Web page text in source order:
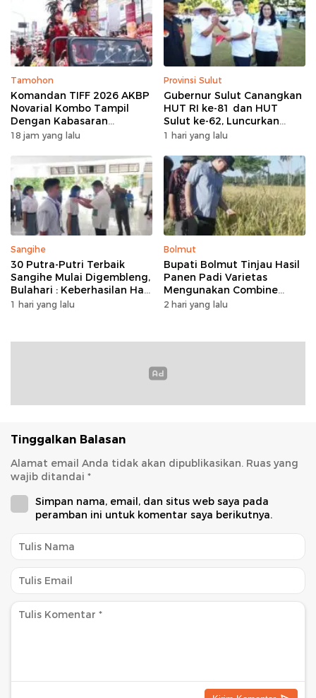
Tamohon
Komandan TIFF 2026 AKBP
Novarial Kombo Tampil
Dengan Kabasaran
Minahasa, Padukan Tugas
18 jam yang lalu
Provinsi Sulut
Gubernur Sulut Canangkan
HUT RI ke-81 dan HUT
Sulut ke-62, Luncurkan
Program Keringanan Pajak
Kelapa
1 hari yang lalu
Sangihe
30 Putra-Putri Terbaik
Sangihe Mulai Digembleng,
Bulahari : Keberhasilan Hari
Ini Bukan Garis Akhir Tapi
1 hari yang lalu
Bolmut
Bupati Bolmut Tinjau Hasil
Panen Padi Varietas
Mengunakan Combine
Harvester
2 hari yang lalu
Tinggalkan Balasan
Alamat email Anda tidak akan dipublikasikan. Ruas yang
wajib ditandai *
Simpan nama, email, dan situs web saya pada
peramban ini untuk komentar saya berikutnya.